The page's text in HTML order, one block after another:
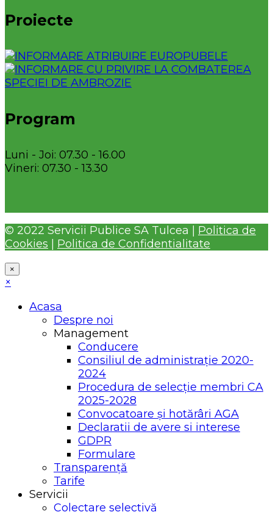
Proiecte
Program
Luni - Joi: 07.30 - 16.00
Vineri: 07.30 - 13.30
© 2022 Servicii Publice SA Tulcea | Politica de
Cookies
Politica de Confidentialitate
×
×
Acasa
Despre noi
Management
Conducere
Consiliul de administrație 2020-
2024
Procedura de selecție membri CA
2025-2028
Convocatoare și hotărâri AGA
Declaratii de avere si interese
GDPR
Formulare
Transparență
Tarife
Servicii
Colectare selectivă